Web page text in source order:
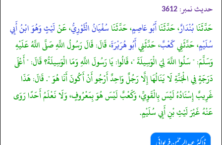
حدیث نمبر: 3612
حَدَّثَنَابُنْدَارٌ، حَدَّثَنَاأَبُو عَاصِمٍ، حَدَّثَنَاسُفْيَانُ الْثَّوْرِيُّ، عَنْلَيْثٍ وَهُوَ ابْنُ أَبِي
سُلَيْمٍ، حَدَّثَنِيكَعْبٌ، حَدَّثَنِيأَبُو هُرَيْرَةَ، قَالَ: قَالَ رَسُولُ اللَّهِ صَلَّى اللَّهُ عَلَيْهِ
وَسَلَّمَ: " سَلُوا اللَّهَ لِيَ الْوَسِيلَةَ "، قَالُوا: يَا رَسُولَ اللَّهِ وَمَا الْوَسِيلَةُ؟ قَالَ: " أَعْلَى
دَرَجَةٍ فِي الْجَنَّةِ لَا يَنَالُهَا إِلَّا رَجُلٌ وَاحِدٌ أَرْجُو أَنْ أَكُونَ أَنَا هُوَ ". قَالَ: هَذَا
غَرِيبٌ إِسْنَادُهُ لَيْسَ بِالْقَوِيِّ، وَكَعْبٌ لَيْسَ هُوَ بِمَعْرُوفٍ، وَلَا نَعْلَمُ أَحَدًا رَوَى
عَنْهُ غَيْرَ لَيْثِ بْنِ أَبِي سُلَيْمٍ.